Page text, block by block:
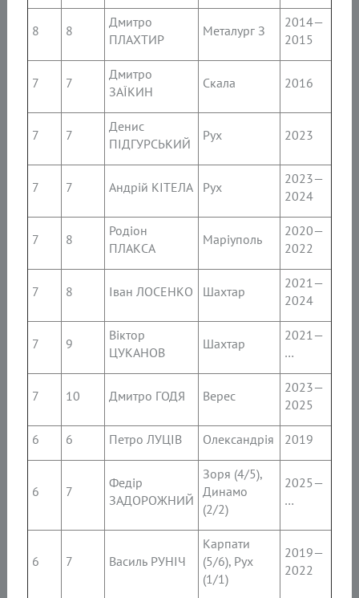
8 8
Дмитро
ПЛАХТИР
Металург З
2014—
2015
7 7
Дмитро
ЗАЇКИН
Скала 2016
7 7
Денис
ПІДГУРСЬКИЙ
Рух 2023
7 7 Андрій КІТЕЛА Рух
2023—
2024
7 8
Родіон
ПЛАКСА
Маріуполь
2020—
2022
7 8 Іван ЛОСЕНКО Шахтар
2021—
2024
7 9
Віктор
ЦУКАНОВ
Шахтар
2021—
…
7 10 Дмитро ГОДЯ Верес
2023—
2025
6 6 Петро ЛУЦІВ Олександрія 2019
6 7
Федір
ЗАДОРОЖНИЙ
Зоря (4/5),
Динамо
(2/2)
2025—
…
6 7 Василь РУНІЧ
Карпати
(5/6), Рух
(1/1)
2019—
2022